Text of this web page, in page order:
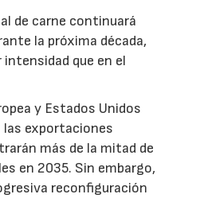
de carne continuará
la próxima década,
que en el
y Estados Unidos
las exportaciones
más de la mitad de
en 2035. Sin embargo,
reconfiguración